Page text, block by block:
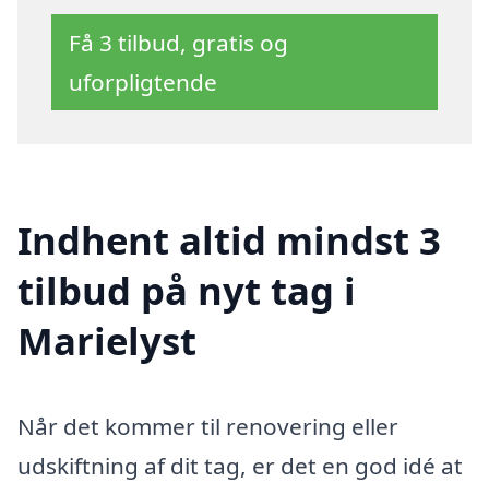
Få 3 tilbud, gratis og
uforpligtende
Indhent altid mindst 3
tilbud på nyt tag i
Marielyst
Når det kommer til renovering eller
udskiftning af dit tag, er det en god idé at